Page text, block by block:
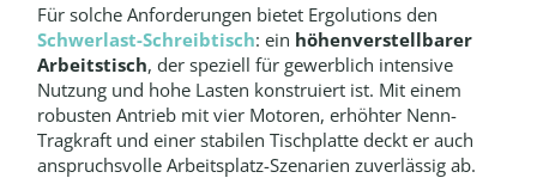
Für solche Anforderungen bietet Ergolutions den
Schwerlast-Schreibtisch: ein höhenverstellbarer
Arbeitstisch, der speziell für gewerblich intensive
Nutzung und hohe Lasten konstruiert ist. Mit einem
robusten Antrieb mit vier Motoren, erhöhter Nenn-
Tragkraft und einer stabilen Tischplatte deckt er auch
anspruchsvolle Arbeitsplatz-Szenarien zuverlässig ab.